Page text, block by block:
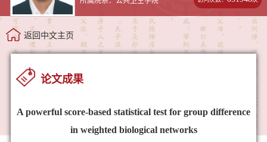
返回中文主页
论文成果
A powerful score-based statistical test for group difference
in weighted biological networks